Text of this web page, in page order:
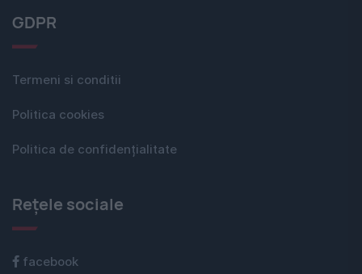
GDPR
Termeni si conditii
Politica cookies
Politica de confidențialitate
Rețele sociale
facebook